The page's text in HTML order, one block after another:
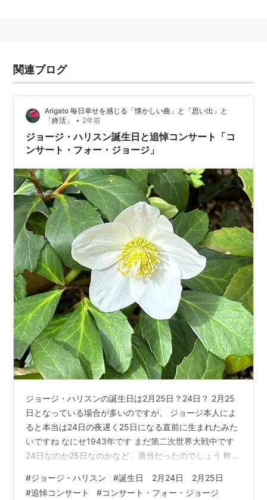
関連ブログ
Arigato 毎日幸せを感じる「懐かしい曲」と「思い出」と
「終活」
• 2年前
ジョージ・ハリスン誕生日と追悼コンサート「コ
ンサート・フォー・ジョージ」
ジョージ・ハリスンの誕生日は2月25日？24日？ 2月25
日となっている場合が多いのですが、 ジョージ本人によ
ると本当は24日の夜遅く25日になる直前に生まれたみた
いですね なにせ1943年です まだ第二次世界大戦中です
24日なのか25日なのかなど、適当だったのでしょう 昨
ジョージの誕生日ですねとおしえてもらいました（あり
#ジョージ・ハリスン #誕生日 2月24日 2月25日
#追悼コンサート #コンサート・フォー・ジョージ